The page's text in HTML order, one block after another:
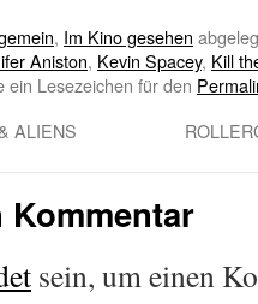
, Im Kino gesehen
Aniston, Kevin Spacey, Kill
ein Lesezeichen für den
ALIENS
Kommentar
sein, um einen